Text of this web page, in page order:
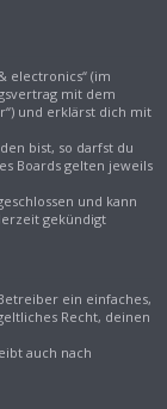
electronics“ (im
mit dem
und erklärst dich mit
bist, so darfst du
Boards gelten jeweils
und kann
gekündigt
ein einfaches,
Recht, deinen
auch nach